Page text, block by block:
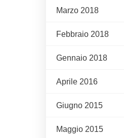
Marzo 2018
Febbraio 2018
Gennaio 2018
Aprile 2016
Giugno 2015
Maggio 2015